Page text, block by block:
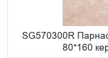
SG570300R
80*160